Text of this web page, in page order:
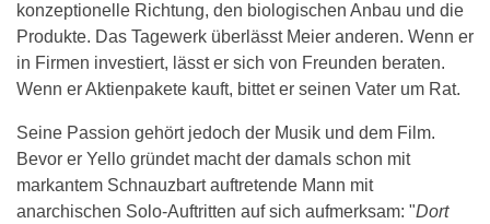
konzeptionelle Richtung, den biologischen Anbau und die
Produkte. Das Tagewerk überlässt Meier anderen. Wenn er
in Firmen investiert, lässt er sich von Freunden beraten.
Wenn er Aktienpakete kauft, bittet er seinen Vater um Rat.
Seine Passion gehört jedoch der Musik und dem Film.
Bevor er Yello gründet macht der damals schon mit
markantem Schnauzbart auftretende Mann mit
anarchischen Solo-Auftritten auf sich aufmerksam: "Dort